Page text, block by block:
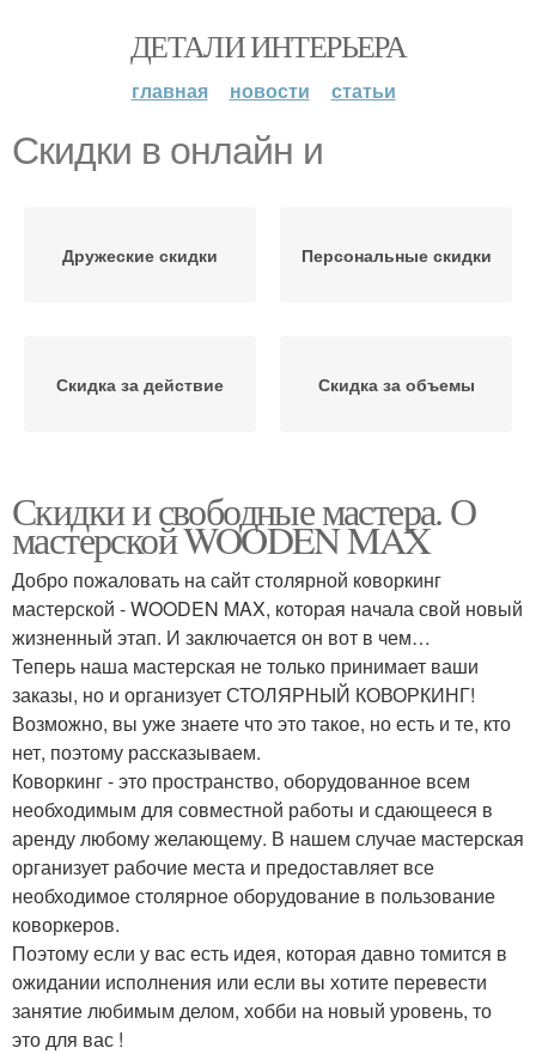
ДЕТАЛИ ИНТЕРЬЕРА
главная новости статьи
Скидки в онлайн и
Дружеские скидки Персональные скидки
Скидка за действие Скидка за объемы
Скидки и свободные мастера. О
мастерской WOODEN MAX
Добро пожаловать на сайт столярной коворкинг
мастерской - WOODEN MAX, которая начала свой новый
жизненный этап. И заключается он вот в чем…
Теперь наша мастерская не только принимает ваши
заказы, но и организует СТОЛЯРНЫЙ КОВОРКИНГ!
Возможно, вы уже знаете что это такое, но есть и те, кто
нет, поэтому рассказываем.
Коворкинг - это пространство, оборудованное всем
необходимым для совместной работы и сдающееся в
аренду любому желающему. В нашем случае мастерская
организует рабочие места и предоставляет все
необходимое столярное оборудование в пользование
коворкеров.
Поэтому если у вас есть идея, которая давно томится в
ожидании исполнения или если вы хотите перевести
занятие любимым делом, хобби на новый уровень, то
это для вас !